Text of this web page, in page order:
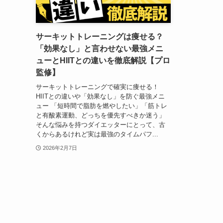
サーキットトレーニングは痩せる？
「効果なし」と言わせない最強メニ
ューとHIITとの違いを徹底解説【プロ
監修】
サーキットトレーニングで確実に痩せる！
HIITとの違いや「効果なし」を防ぐ最強メニ
ュー 「短時間で脂肪を燃やしたい」「筋トレ
と有酸素運動、どっちを優先すべきか迷う」
そんな悩みを持つダイエッターにとって、古
くからあるけれど実は最強のタイムパフ...
2026年2月7日